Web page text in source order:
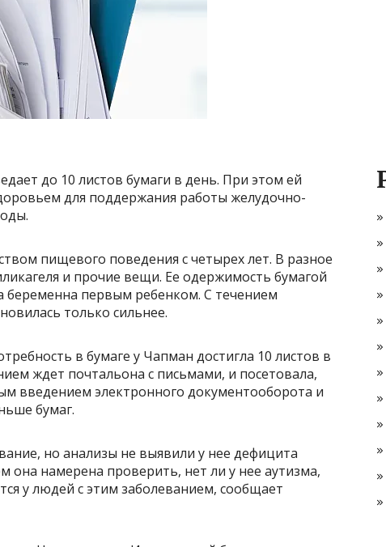
до 10 листов бумаги в день. При этом ей
для поддержания работы желудочно-
пищевого поведения с четырех лет. В разное
и прочие вещи. Ее одержимость бумагой
беременна первым ребенком. С течением
только сильнее.
в бумаге у Чапман достигла 10 листов в
ждет почтальона с письмами, и посетовала,
введением электронного документооборота и
бумаг.
но анализы не выявили у нее дефицита
намерена проверить, нет ли у нее аутизма,
у людей с этим заболеванием, сообщает